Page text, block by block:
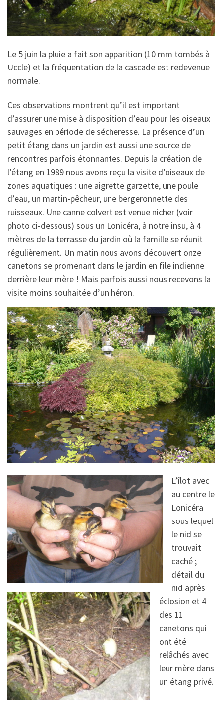
Le 5 juin la pluie a fait son apparition (10 mm tombés à
Uccle) et la fréquentation de la cascade est redevenue
normale.
Ces observations montrent qu’il est important
d’assurer une mise à disposition d’eau pour les oiseaux
sauvages en période de sécheresse. La présence d’un
petit étang dans un jardin est aussi une source de
rencontres parfois étonnantes. Depuis la création de
l’étang en 1989 nous avons reçu la visite d’oiseaux de
zones aquatiques : une aigrette garzette, une poule
d’eau, un martin-pêcheur, une bergeronnette des
ruisseaux. Une canne colvert est venue nicher (voir
photo ci-dessous) sous un Lonicéra, à notre insu, à 4
mètres de la terrasse du jardin où la famille se réunit
régulièrement. Un matin nous avons découvert onze
canetons se promenant dans le jardin en file indienne
derrière leur mère ! Mais parfois aussi nous recevons la
visite moins souhaitée d’un héron.
L’îlot avec
au centre le
Lonicéra
sous lequel
le nid se
trouvait
caché ;
détail du
nid après
éclosion et 4
des 11
canetons qui
ont été
relâchés avec
leur mère dans
un étang privé.